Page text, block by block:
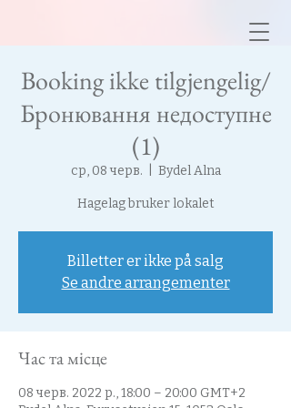
Booking ikke tilgjengelig/
Бронювання недоступне
(1)
ср, 08 черв. Bydel Alna
Hagelag bruker lokalet
Billetter er ikke på salg
Se andre arrangementer
Час та місце
08 черв. 2022 р., 18:00 – 20:00 GMT+2